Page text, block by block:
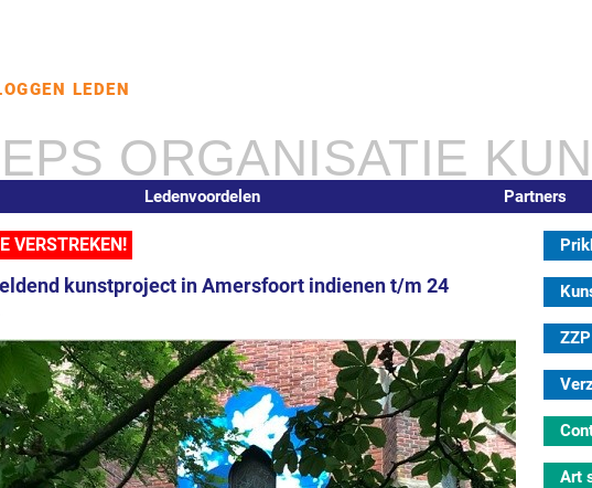
LEDEN
ORGANISATIE
Ledenvoordelen Partners
VERSTREKEN!
kunstproject in Amersfoort indienen t/m 24
Art